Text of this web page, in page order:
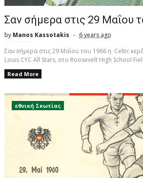
Σαν σήμερα στις 29 Μαΐου
by Manos Kassotakis
6 years ago
Σαν σήμερα στις 29 Μαΐου του 1966 η Celtic
Louis CYC All Stars, στο Roosevelt High School
Read More
εθνική Σκωτίας